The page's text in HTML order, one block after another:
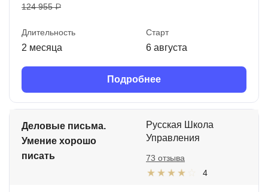
124 955 ₽
Длительность
2 месяца
Старт
6 августа
Подробнее
Деловые письма.
Умение хорошо
писать
Русская Школа
Управления
4
73 отзыва